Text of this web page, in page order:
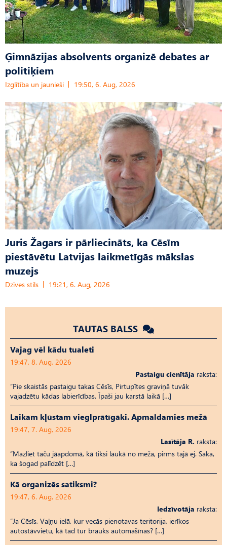
Ģimnāzijas absolvents organizē debates ar
politiķiem
Izglītība un jaunieši 19:50, 6. Aug, 2026
Juris Žagars ir pārliecināts, ka Cēsīm
piestāvētu Latvijas laikmetīgās mākslas
muzejs
Dzīves stils 19:21, 6. Aug, 2026
TAUTAS BALSS
Vajag vēl kādu tualeti
19:47, 8. Aug, 2026
Pastaigu cienītāja raksta:
“Pie skaistās pastaigu takas Cēsīs, Pirtupītes graviņā tuvāk
vajadzētu kādas labierīcības. Īpaši jau karstā laikā […]
Laikam kļūstam vieglprātīgāki. Apmaldamies mežā
19:47, 7. Aug, 2026
Lasītāja R. raksta:
“Mazliet taču jāapdomā, kā tiksi laukā no meža, pirms tajā ej. Saka,
ka šogad palīdzēt […]
Kā organizēs satiksmi?
19:47, 6. Aug, 2026
Iedzīvotāja raksta:
“Ja Cēsīs, Vaļņu ielā, kur vecās pienotavas teritorija, ierīkos
autostāvvietu, kā tad tur brauks automašīnas? […]